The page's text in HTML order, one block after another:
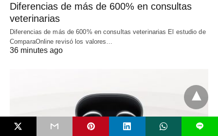
Diferencias de más de 600% en consultas
veterinarias
Diferencias de más de 600% en consultas veterinarias El estudio de
ComparaOnline revisó los valores…
36 minutes ago
L